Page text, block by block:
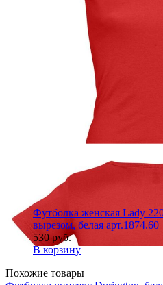
Футболка женская Lady
вырезом, белая арт.1874.60
530 руб.
В корзину
Похожие товары